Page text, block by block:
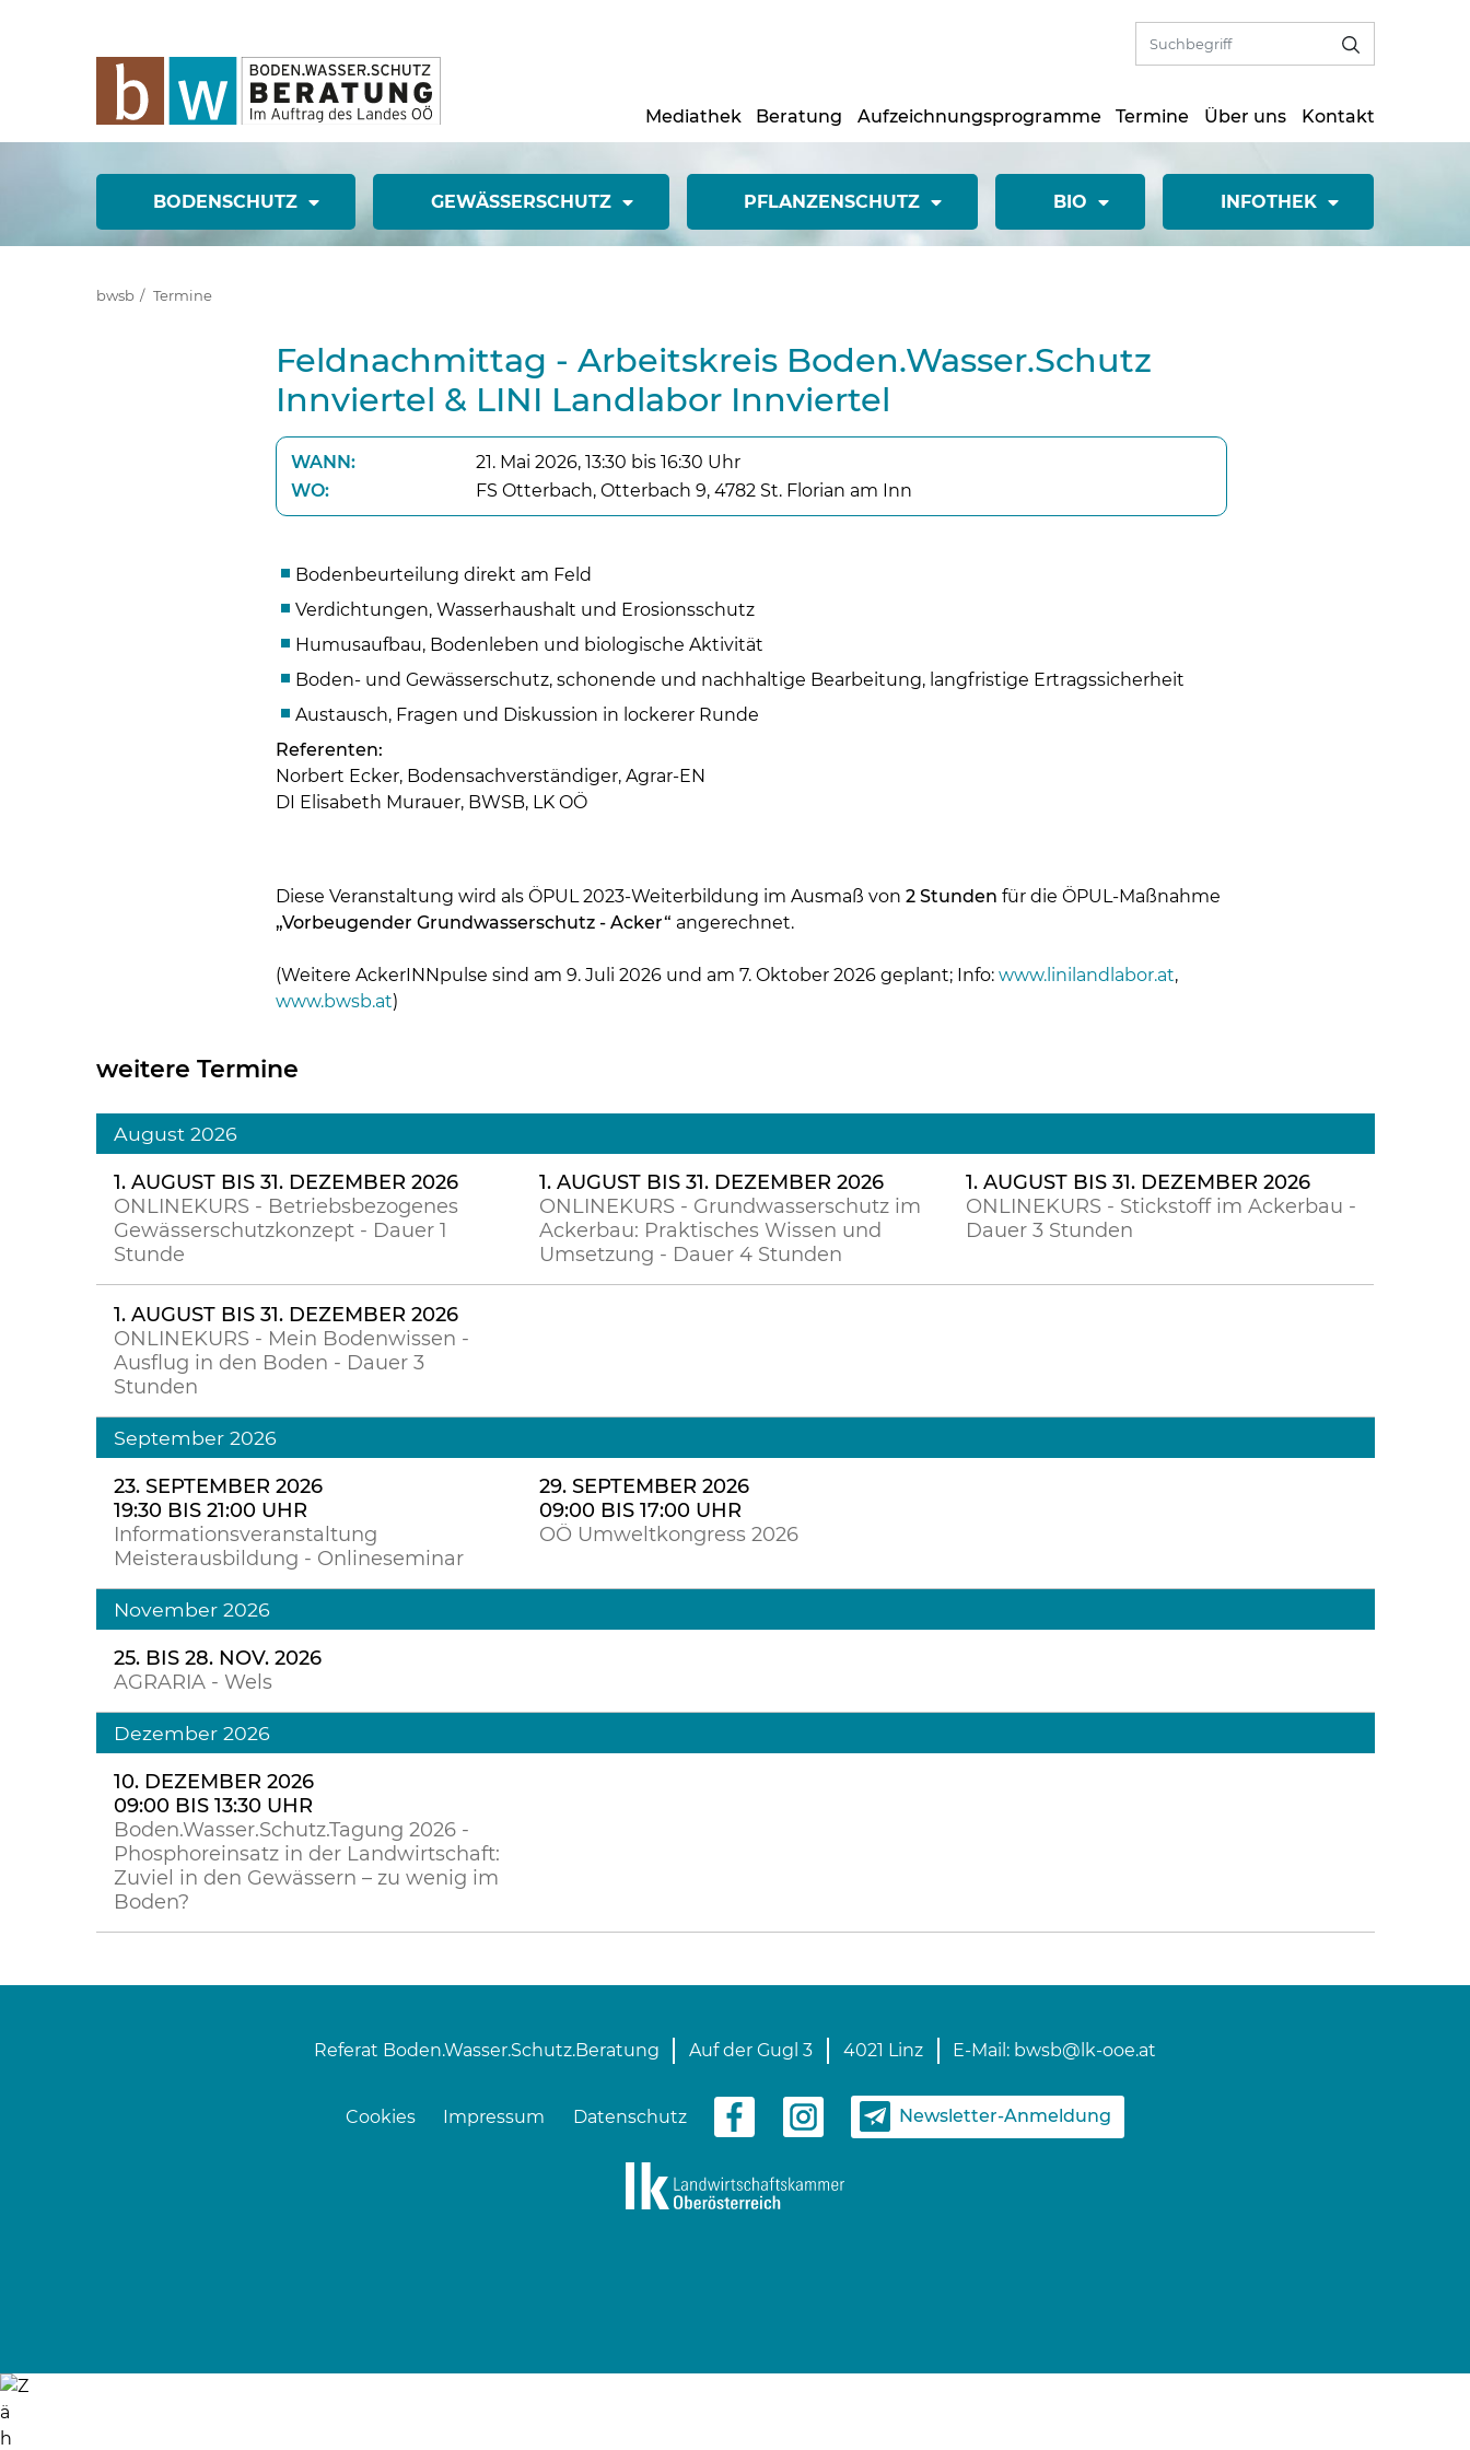
Skip to main content
Mediathek Beratung Aufzeichnungsprogramme Termine Über uns Kontakt
BODENSCHUTZ GEWÄSSERSCHUTZ PFLANZENSCHUTZ BIO INFOTHEK
bwsb Termine
Feldnachmittag - Arbeitskreis Boden.Wasser.Schutz
Innviertel & LINI Landlabor Innviertel
WANN:
21. Mai 2026, 13:30 bis 16:30 Uhr
WO:
FS Otterbach, Otterbach 9, 4782 St. Florian am Inn
Bodenbeurteilung direkt am Feld
Verdichtungen, Wasserhaushalt und Erosionsschutz
Humusaufbau, Bodenleben und biologische Aktivität
Boden- und Gewässerschutz, schonende und nachhaltige Bearbeitung, langfristige Ertragssicherheit
Austausch, Fragen und Diskussion in lockerer Runde
Referenten:
Norbert Ecker, Bodensachverständiger, Agrar-EN
DI Elisabeth Murauer, BWSB, LK OÖ
Diese Veranstaltung wird als ÖPUL 2023-Weiterbildung im Ausmaß von2 Stunden für die ÖPUL-Maßnahme
„Vorbeugender Grundwasserschutz - Acker“ angerechnet.
(Weitere AckerINNpulse sind am 9. Juli 2026 und am 7. Oktober 2026 geplant; Info:www.linilandlabor.at,
www.bwsb.at)
weitere Termine
August 2026
1. AUGUST BIS 31. DEZEMBER 2026
ONLINEKURS - Betriebsbezogenes
Gewässerschutzkonzept - Dauer 1
Stunde
1. AUGUST BIS 31. DEZEMBER 2026
ONLINEKURS - Grundwasserschutz im
Ackerbau: Praktisches Wissen und
Umsetzung - Dauer 4 Stunden
1. AUGUST BIS 31. DEZEMBER 2026
ONLINEKURS - Stickstoff im Ackerbau -
Dauer 3 Stunden
1. AUGUST BIS 31. DEZEMBER 2026
ONLINEKURS - Mein Bodenwissen -
Ausflug in den Boden - Dauer 3
Stunden
September 2026
23. SEPTEMBER 2026
19:30 BIS 21:00 UHR
Informationsveranstaltung
Meisterausbildung - Onlineseminar
29. SEPTEMBER 2026
09:00 BIS 17:00 UHR
OÖ Umweltkongress 2026
November 2026
25. BIS 28. NOV. 2026
AGRARIA - Wels
Dezember 2026
10. DEZEMBER 2026
09:00 BIS 13:30 UHR
Boden.Wasser.Schutz.Tagung 2026 -
Phosphoreinsatz in der Landwirtschaft:
Zuviel in den Gewässern – zu wenig im
Boden?
Referat Boden.Wasser.Schutz.Beratung Auf der Gugl 3 4021 Linz E-Mail: bwsb@lk-ooe.at
Cookies Impressum Datenschutz Newsletter-Anmeldung